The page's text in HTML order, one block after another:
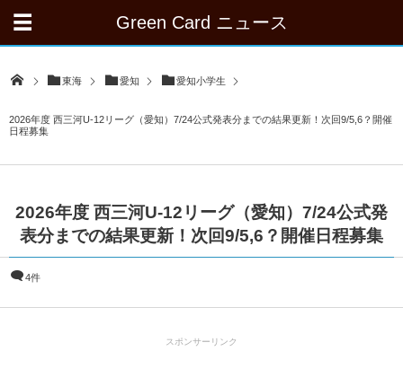
Green Card ニュース
東海 愛知 愛知小学生
2026年度 西三河U-12リーグ（愛知）7/24公式発表分までの結果更新！次回9/5,6？開催
日程募集
2026年度 西三河U-12リーグ（愛知）7/24公式発
表分までの結果更新！次回9/5,6？開催日程募集
4件
スポンサーリンク